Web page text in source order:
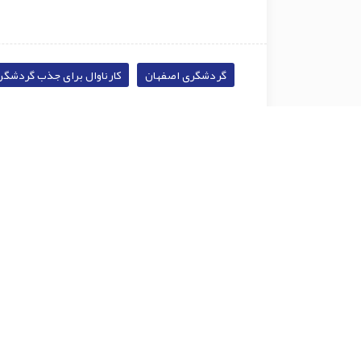
گردشگری اصفهان کارناوال برای جذب